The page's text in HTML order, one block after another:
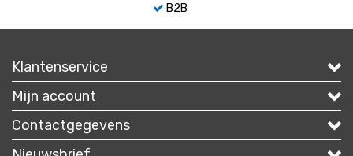
B2B
Klantenservice
Mijn account
Contactgegevens